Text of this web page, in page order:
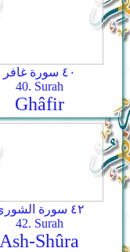
٤٠ سورة غافر
40. Surah
Ghâfir
٤٢ سورة الشورى
42. Surah
Ash-Shûra